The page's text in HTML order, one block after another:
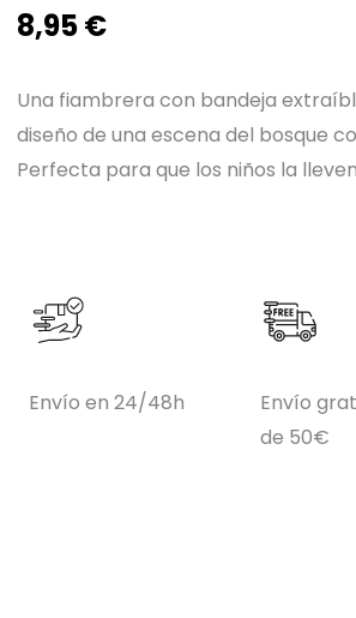
8,95€
Una fiambrera con bandeja
diseño de una escena del bosque
Perfecta para que los niños la
Envío en 24/48h
Envío
de 50€